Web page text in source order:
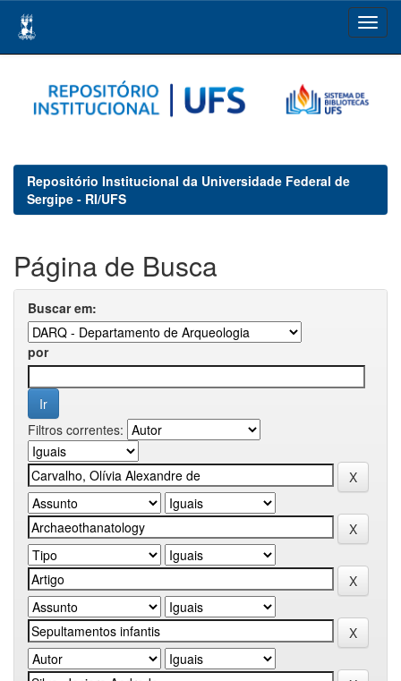
navigation
Repositório Institucional da Universidade Federal de
Sergipe - RI/UFS
Página de Busca
Buscar em:
por
Filtros correntes: